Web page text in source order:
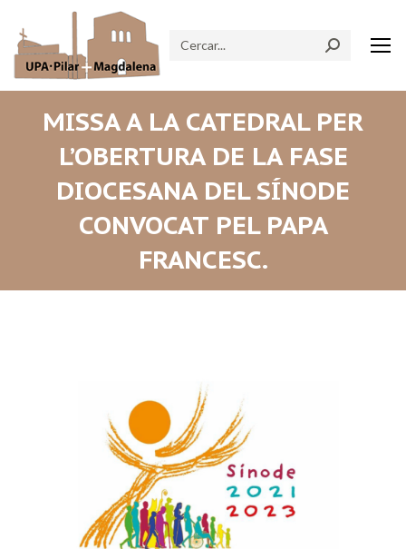
Search:
MISSA A LA CATEDRAL PER
L’OBERTURA DE LA FASE
DIOCESANA DEL SÍNODE
CONVOCAT PEL PAPA
FRANCESC.